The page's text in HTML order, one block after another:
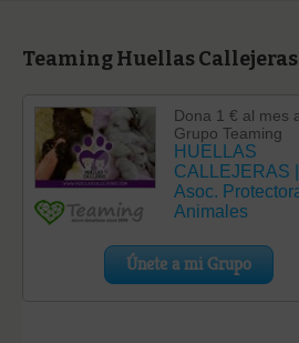
Teaming Huellas Callejeras